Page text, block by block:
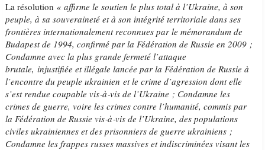
La résolution « affirme le soutien le plus total à l’Ukraine, à son
peuple, à sa souveraineté et à son intégrité territoriale dans ses
frontières internationalement reconnues par le mémorandum de
Budapest de 1994, confirmé par la Fédération de Russie en 2009 ;
Condamne avec la plus grande fermeté l’attaque
brutale, injustifiée et illégale lancée par la Fédération de Russie à
l’encontre du peuple ukrainien et le crime d’agression dont elle
s’est rendue coupable vis‑à‑vis de l’Ukraine ; Condamne les
crimes de guerre, voire les crimes contre l’humanité, commis par
la Fédération de Russie vis‑à‑vis de l’Ukraine, des populations
civiles ukrainiennes et des prisonniers de guerre ukrainiens ;
Condamne les frappes russes massives et indiscriminées visant les